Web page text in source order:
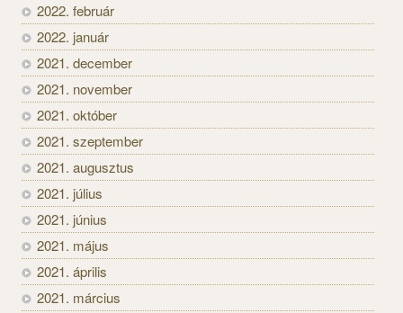
2022. február
2022. január
2021. december
2021. november
2021. október
2021. szeptember
2021. augusztus
2021. július
2021. június
2021. május
2021. április
2021. március